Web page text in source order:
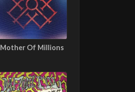
Mother Of Millions